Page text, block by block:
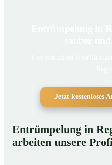
Jetzt kostenloses
Entrümpelung in
arbeiten unsere